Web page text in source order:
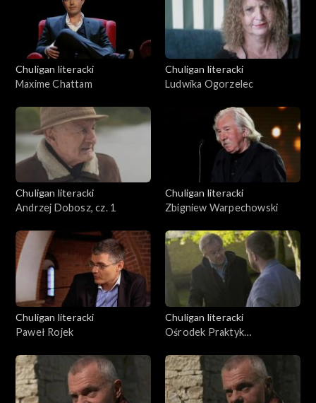
Chuligan literacki
Maxime Chattam
Chuligan literacki
Ludwika Ogorzelec
Chuligan literacki
Andrzej Dobosz, cz. 1
Chuligan literacki
Zbigniew Warpechowski
Chuligan literacki
Paweł Rojek
Chuligan literacki
Ośrodek Praktyk